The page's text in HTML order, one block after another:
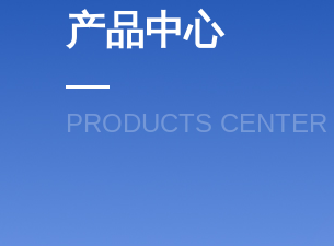
产品中心
PRODUCTS CENTER